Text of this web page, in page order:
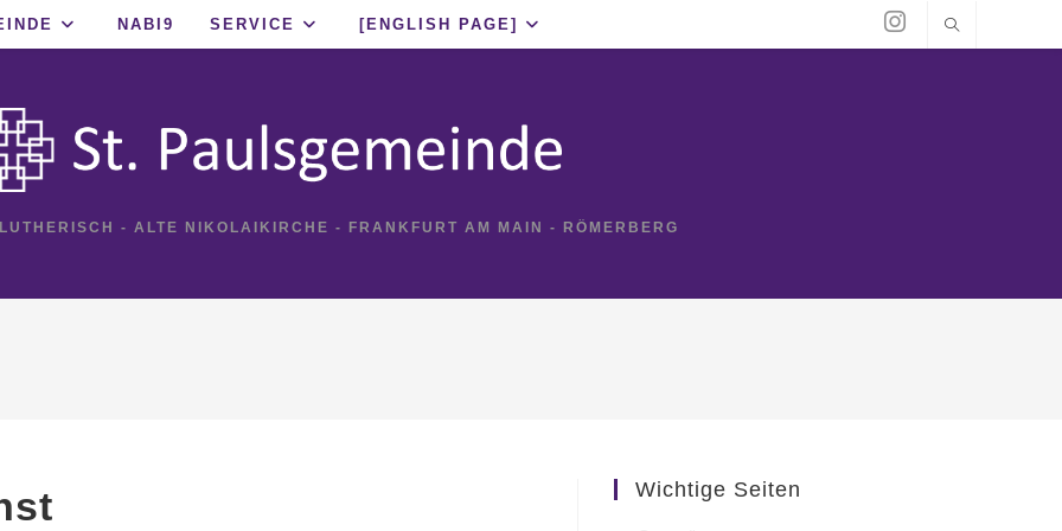
NABI9 SERVICE [ENGLISH PAGE]
- ALTE NIKOLAIKIRCHE - FRANKFURT AM MAIN - RÖMERBERG
Wichtige Seiten